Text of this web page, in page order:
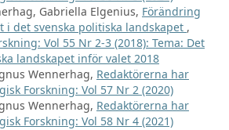
Gabriella Elgenius, Förändring
i det svenska politiska landskapet ,
Vol 55 Nr 2-3 (2018): Tema: Det
landskapet inför valet 2018
Wennerhag, Redaktörerna har
Forskning: Vol 57 Nr 2 (2020)
Wennerhag, Redaktörerna har
Forskning: Vol 58 Nr 4 (2021)